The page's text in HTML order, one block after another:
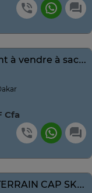
Appartement à vendre à sacré coeur 3
Cfa
A VENDRE TERRAIN CAP SKIRRING 800m2